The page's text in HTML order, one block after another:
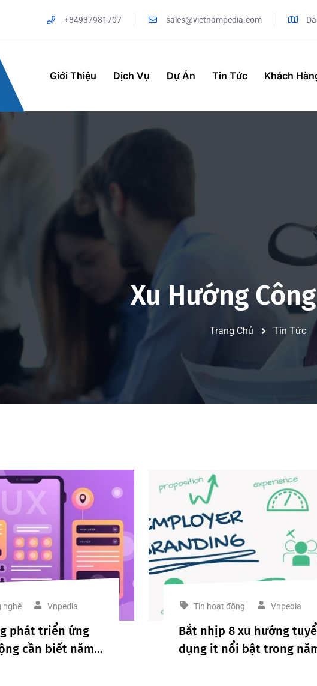
+84937981707 sales@vietnampedia.com
Giới Thiệu Dịch Vụ Dự Án Tin Tức Khách
Xu Hướng
Trang Chủ Tin Tức
nghệ Vnpedia
phát triển ứng
cần biết năm
Tin hoạt động Vnpedia
Bắt nhịp 8 xu hướng
dụng it nổi bật trong